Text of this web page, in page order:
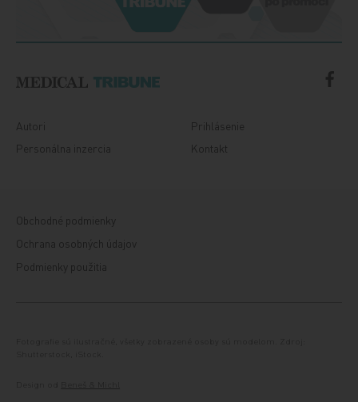
Autori
Personálna inzercia
Prihlásenie
Kontakt
Obchodné podmienky
Ochrana osobných údajov
Podmienky použitia